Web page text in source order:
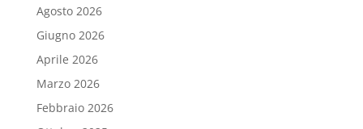
Agosto 2026
Giugno 2026
Aprile 2026
Marzo 2026
Febbraio 2026